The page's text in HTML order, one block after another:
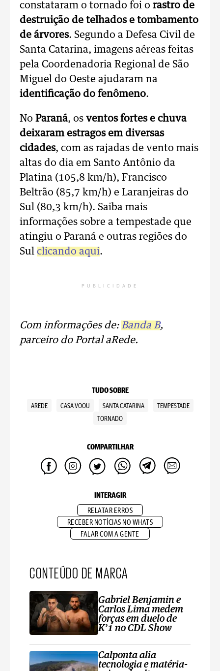
constataram o tornado foi o rastro de
destruição de telhados e tombamento
de árvores. Segundo a Defesa Civil de
Santa Catarina, imagens aéreas feitas
pela Coordenadoria Regional de São
Miguel do Oeste ajudaram na
identificação do fenômeno.
No Paraná, os ventos fortes e chuva
deixaram estragos em diversas
cidades, com as rajadas de vento mais
altas do dia em Santo Antônio da
Platina (105,8 km/h), Francisco
Beltrão (85,7 km/h) e Laranjeiras do
Sul (80,3 km/h). Saiba mais
informações sobre a tempestade que
atingiu o Paraná e outras regiões do
Sul clicando aqui.
PUBLICIDADE
Com informações de: Banda B,
parceiro do Portal aRede.
TUDO SOBRE
AREDE CASA VOOU SANTA CATARINA
TEMPESTADE
TORNADO
COMPARTILHAR
INTERAGIR
RELATAR ERROS
RECEBER NOTÍCIAS NO WHATS
FALAR COM A GENTE
CONTEÚDO DE MARCA
Gabriel Benjamin e
Carlos Lima medem
forças em duelo de
K’1 no CDL Show
Calponta alia
tecnologia e matéria-